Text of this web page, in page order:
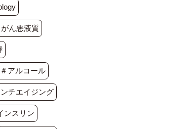
がん悪液質
＃アルコール
ンチエイジング
ンスリン